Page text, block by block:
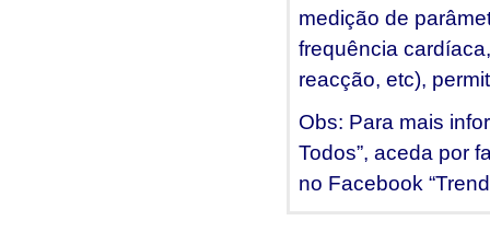
medição de
frequência
reacção, etc),
Obs: Para mais
Todos”, aceda por
no Facebook